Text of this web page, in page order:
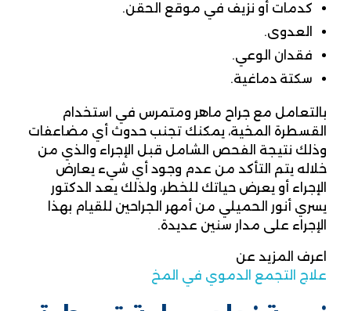
كدمات أو نزيف في موقع الحقن.
العدوى.
فقدان الوعي.
سكتة دماغية.
بالتعامل مع جراح ماهر ومتمرس في استخدام
القسطرة المخية، يمكنك تجنب حدوث أي مضاعفات
وذلك نتيجة الفحص الشامل قبل الإجراء والذي من
خلاله يتم التأكد من عدم وجود أي شيء يعارض
الإجراء أو يعرض حياتك للخطر، ولذلك يعد الدكتور
يسري أنور الحميلي من أمهر الجراحين للقيام بهذا
الإجراء على مدار سنين عديدة.
اعرف المزيد عن
علاج التجمع الدموي في المخ